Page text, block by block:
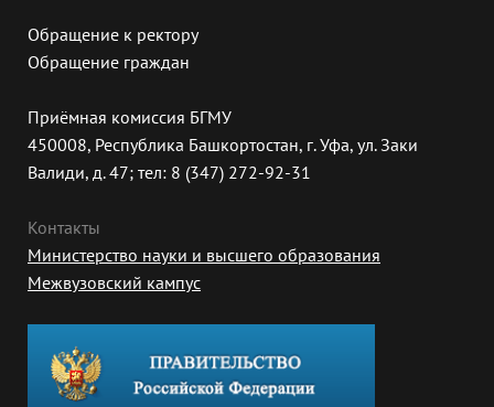
Обращение к ректору
Обращение граждан
Приёмная комиссия БГМУ
450008, Республика Башкортостан, г. Уфа, ул. Заки
Валиди, д. 47; тел: 8 (347) 272-92-31
Контакты
Министерство науки и высшего образования
Межвузовский кампус